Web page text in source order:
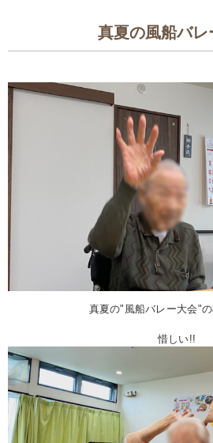
真夏の風船バレ
真夏の"風船バレー大会"の
惜しい!!